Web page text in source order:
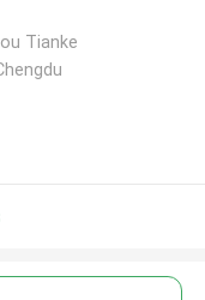
Tianke